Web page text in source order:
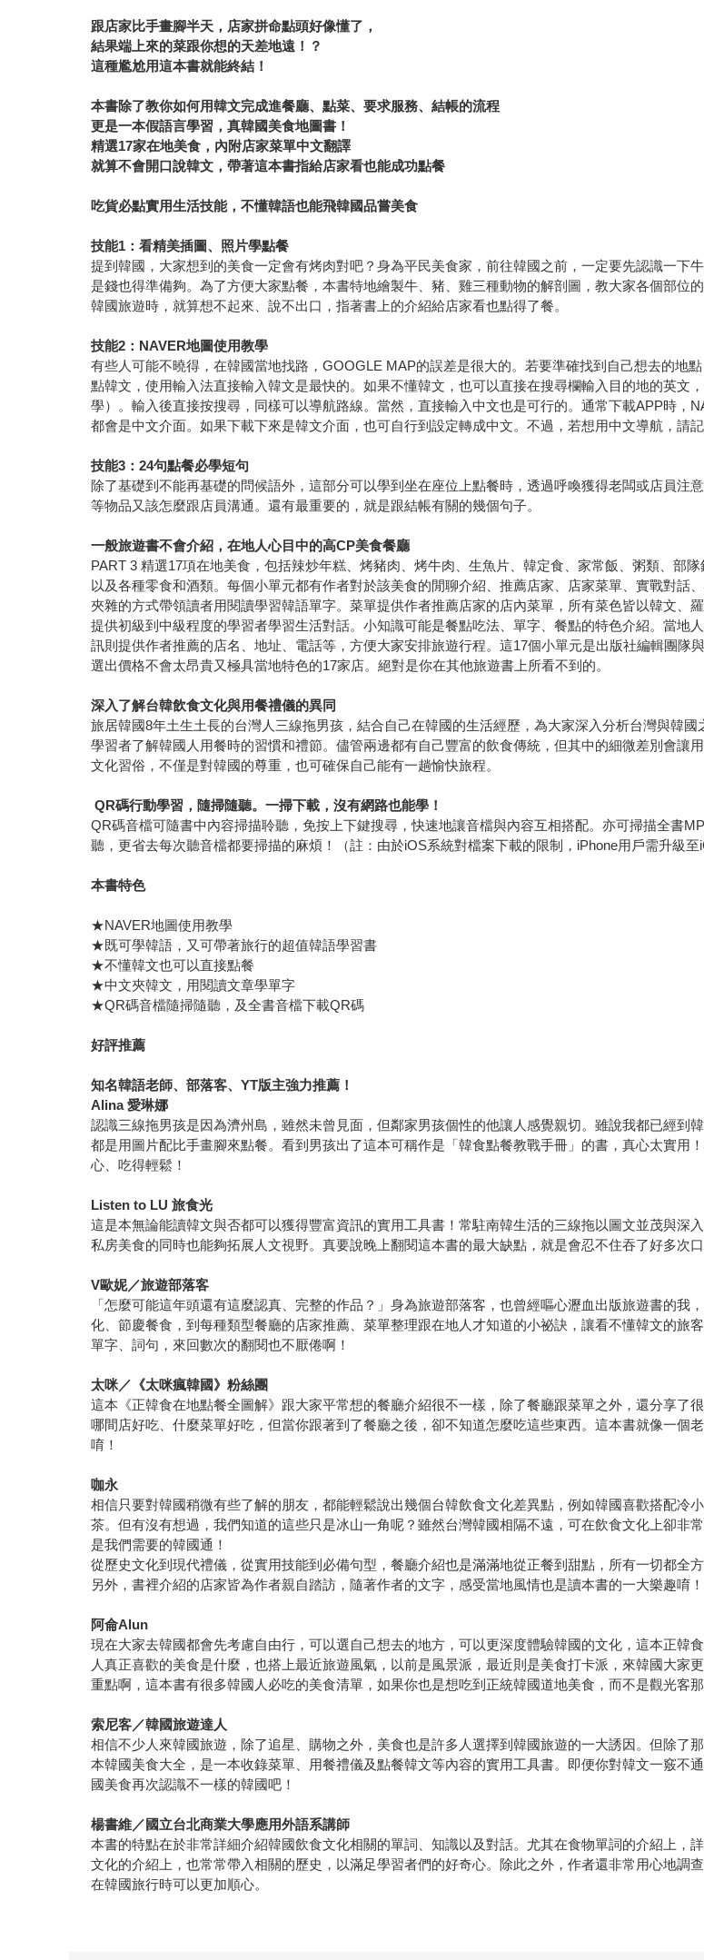
跟店家比手畫腳半天，店家拼命點頭好像懂了，
結果端上來的菜跟你想的天差地遠！？
這種尷尬用這本書就能終結！
本書除了教你如何用韓文完成進餐廳、點菜、要求服務、結帳的流程
更是一本假語言學習，真韓國美食地圖書！
精選17家在地美食，內附店家菜單中文翻譯
就算不會開口說韓文，帶著這本書指給店家看也能成功點餐
吃貨必點實用生活技能，不懂韓語也能飛韓國品嘗美食
技能1：看精美插圖、照片學點餐
提到韓國，大家想到的美食一定會有烤肉對吧？身為平民美食家，前往韓國之前，一定要先認識一下
是錢也得準備夠。為了方便大家點餐，本書特地繪製牛、豬、雞三種動物的解剖圖，教大家各個部位
韓國旅遊時，就算想不起來、說不出口，指著書上的介紹給店家看也點得了餐。
技能2：NAVER地圖使用教學
有些人可能不曉得，在韓國當地找路，GOOGLE MAP的誤差是很大的。若要準確找到自己想去的地
點韓文，使用輸入法直接輸入韓文是最快的。如果不懂韓文，也可以直接在搜尋欄輸入目的地的英文
學）。輸入後直接按搜尋，同樣可以導航路線。當然，直接輸入中文也是可行的。通常下載APP時，
都會是中文介面。如果下載下來是韓文介面，也可自行到設定轉成中文。不過，若想用中文導航，請
技能3：24句點餐必學短句
除了基礎到不能再基礎的問候語外，這部分可以學到坐在座位上點餐時，透過呼喚獲得老闆或店員注
等物品又該怎麼跟店員溝通。還有最重要的，就是跟結帳有關的幾個句子。
一般旅遊書不會介紹，在地人心目中的高CP美食餐廳
PART 3 精選17項在地美食，包括辣炒年糕、烤豬肉、烤牛肉、生魚片、韓定食、家常飯、粥類、部
以及各種零食和酒類。每個小單元都有作者對於該美食的閒聊介紹、推薦店家、店家菜單、實戰對
夾雜的方式帶領讀者用閱讀學習韓語單字。菜單提供作者推薦店家的店內菜單，所有菜色皆以韓文、
提供初級到中級程度的學習者學習生活對話。小知識可能是餐點吃法、單字、餐點的特色介紹。當地
訊則提供作者推薦的店名、地址、電話等，方便大家安排旅遊行程。這17個小單元是出版社編輯團隊
選出價格不會太昂貴又極具當地特色的17家店。絕對是你在其他旅遊書上所看不到的。
深入了解台韓飲食文化與用餐禮儀的異同
旅居韓國8年土生土長的台灣人三線拖男孩，結合自己在韓國的生活經歷，為大家深入分析台灣與韓
學習者了解韓國人用餐時的習慣和禮節。儘管兩邊都有自己豐富的飲食傳統，但其中的細微差別會讓
文化習俗，不僅是對韓國的尊重，也可確保自己能有一趟愉快旅程。
QR碼行動學習，隨掃隨聽。一掃下載，沒有網路也能學！
QR碼音檔可隨書中內容掃描聆聽，免按上下鍵搜尋，快速地讓音檔與內容互相搭配。亦可掃描全書
聽，更省去每次聽音檔都要掃描的麻煩！（註：由於iOS系統對檔案下載的限制，iPhone用戶需升級至
本書特色
★NAVER地圖使用教學
★既可學韓語，又可帶著旅行的超值韓語學習書
★不懂韓文也可以直接點餐
★中文夾韓文，用閱讀文章學單字
★QR碼音檔隨掃隨聽，及全書音檔下載QR碼
好評推薦
知名韓語老師、部落客、YT版主強力推薦！
Alina愛琳娜
認識三線拖男孩是因為濟州島，雖然未曾見面，但鄰家男孩個性的他讓人感覺親切。雖說我都已經到
都是用圖片配比手畫腳來點餐。看到男孩出了這本可稱作是「韓食點餐教戰手冊」的書，真心太實用
心、吃得輕鬆！
Listen to LU旅食光
這是本無論能讀韓文與否都可以獲得豐富資訊的實用工具書！常駐南韓生活的三線拖以圖文並茂與深
私房美食的同時也能夠拓展人文視野。真要說晚上翻閱這本書的最大缺點，就是會忍不住吞了好多次口
V歐妮／旅遊部落客
「怎麼可能這年頭還有這麼認真、完整的作品？」身為旅遊部落客，也曾經嘔心瀝血出版旅遊書的
化、節慶餐食，到每種類型餐廳的店家推薦、菜單整理跟在地人才知道的小祕訣，讓看不懂韓文的旅
單字、詞句，來回數次的翻閱也不厭倦啊！
太咪／《太咪瘋韓國》粉絲團
這本《正韓食在地點餐全圖解》跟大家平常想的餐廳介紹很不一樣，除了餐廳跟菜單之外，還分享了
哪間店好吃、什麼菜單好吃，但當你跟著到了餐廳之後，卻不知道怎麼吃這些東西。這本書就像一個
唷！
咖永
相信只要對韓國稍微有些了解的朋友，都能輕鬆說出幾個台韓飲食文化差異點，例如韓國喜歡搭配冷
茶。但有沒有想過，我們知道的這些只是冰山一角呢？雖然台灣韓國相隔不遠，可在飲食文化上卻非
是我們需要的韓國通！
從歷史文化到現代禮儀，從實用技能到必備句型，餐廳介紹也是滿滿地從正餐到甜點，所有一切都全
另外，書裡介紹的店家皆為作者親自踏訪，隨著作者的文字，感受當地風情也是讀本書的一大樂趣唷！
阿侖Alun
現在大家去韓國都會先考慮自由行，可以選自己想去的地方，可以更深度體驗韓國的文化，這本正韓
人真正喜歡的美食是什麼，也搭上最近旅遊風氣，以前是風景派，最近則是美食打卡派，來韓國大
重點啊，這本書有很多韓國人必吃的美食清單，如果你也是想吃到正統韓國道地美食，而不是觀光客
索尼客／韓國旅遊達人
相信不少人來韓國旅遊，除了追星、購物之外，美食也是許多人選擇到韓國旅遊的一大誘因。但除了
本韓國美食大全，是一本收錄菜單、用餐禮儀及點餐韓文等內容的實用工具書。即便你對韓文一竅不
國美食再次認識不一樣的韓國吧！
楊書維／國立台北商業大學應用外語系講師
本書的特點在於非常詳細介紹韓國飲食文化相關的單詞、知識以及對話。尤其在食物單詞的介紹上，
文化的介紹上，也常常帶入相關的歷史，以滿足學習者們的好奇心。除此之外，作者還非常用心地調
在韓國旅行時可以更加順心。